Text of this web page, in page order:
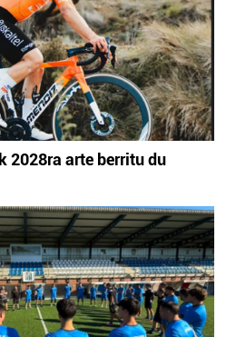
cookie teknologiaz
onartuz gero, teknologia hori
ematen diguzu.Gehiago
2028ra arte berritu du